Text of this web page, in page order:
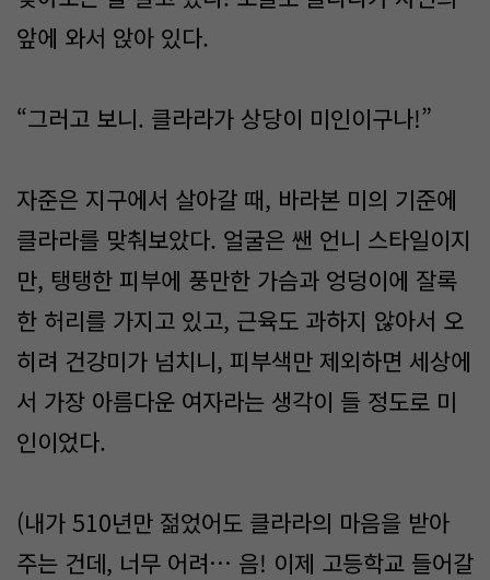
앞에 와서 앉아 있다.
“그러고 보니. 클라라가 상당이 미인이구나!”
자준은 지구에서 살아갈 때, 바라본 미의 기준에
클라라를 맞춰보았다. 얼굴은 쌘 언니 스타일이지
만, 탱탱한 피부에 풍만한 가슴과 엉덩이에 잘록
한 허리를 가지고 있고, 근육도 과하지 않아서 오
히려 건강미가 넘치니, 피부색만 제외하면 세상에
서 가장 아름다운 여자라는 생각이 들 정도로 미
인이었다.
(내가 510년만 젊었어도 클라라의 마음을 받아
주는 건데, 너무 어려… 음! 이제 고등학교 들어갈